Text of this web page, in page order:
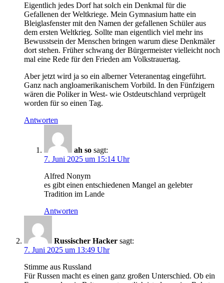
Eigentlich jedes Dorf hat solch ein Denkmal für die
Gefallenen der Weltkriege. Mein Gymnasium hatte ein
Bleiglasfenster mit den Namen der gefallenen Schüler aus
dem ersten Weltkrieg. Sollte man eigentlich viel mehr ins
Bewusstsein der Menschen bringen warum diese Denkmäler
dort stehen. Früher schwang der Bürgermeister vielleicht noch
mal eine Rede für den Frieden am Volkstrauertag.
Aber jetzt wird ja so ein alberner Veteranentag eingeführt.
Ganz nach angloamerikanischem Vorbild. In den Fünfzigern
wären die Poliker in West- wie Ostdeutschland verprügelt
worden für so einen Tag.
Antworten
ah so sagt:
7. Juni 2025 um 15:14 Uhr
Alfred Nonym
es gibt einen entschiedenen Mangel an gelebter
Tradition im Lande
Antworten
Russischer Hacker sagt:
7. Juni 2025 um 13:49 Uhr
Stimme aus Russland
Für Russen macht es einen ganz großen Unterschied. Ob ein